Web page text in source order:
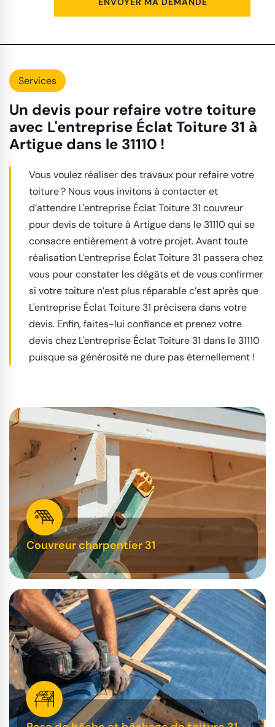
Services
Un devis pour refaire votre toiture
avec L'entreprise Éclat Toiture 31 à
Artigue dans le 31110 !
Vous voulez réaliser des travaux pour refaire votre
toiture ? Nous vous invitons à contacter et
d’attendre L'entreprise Éclat Toiture 31 couvreur
pour devis de toiture à Artigue dans le 31110 qui se
consacre entièrement à votre projet. Avant toute
réalisation L'entreprise Éclat Toiture 31 passera chez
vous pour constater les dégâts et de vous confirmer
si votre toiture n’est plus réparable c’est après que
L'entreprise Éclat Toiture 31 précisera dans votre
devis. Enfin, faites-lui confiance et prenez votre
devis chez L'entreprise Éclat Toiture 31 dans le 31110
puisque sa générosité ne dure pas éternellement !
Couvreur charpentier 31